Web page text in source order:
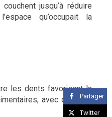
jusqu’à réduire
qu’occupait la
les dents favorisant la
avec douleursPartager
Twitter